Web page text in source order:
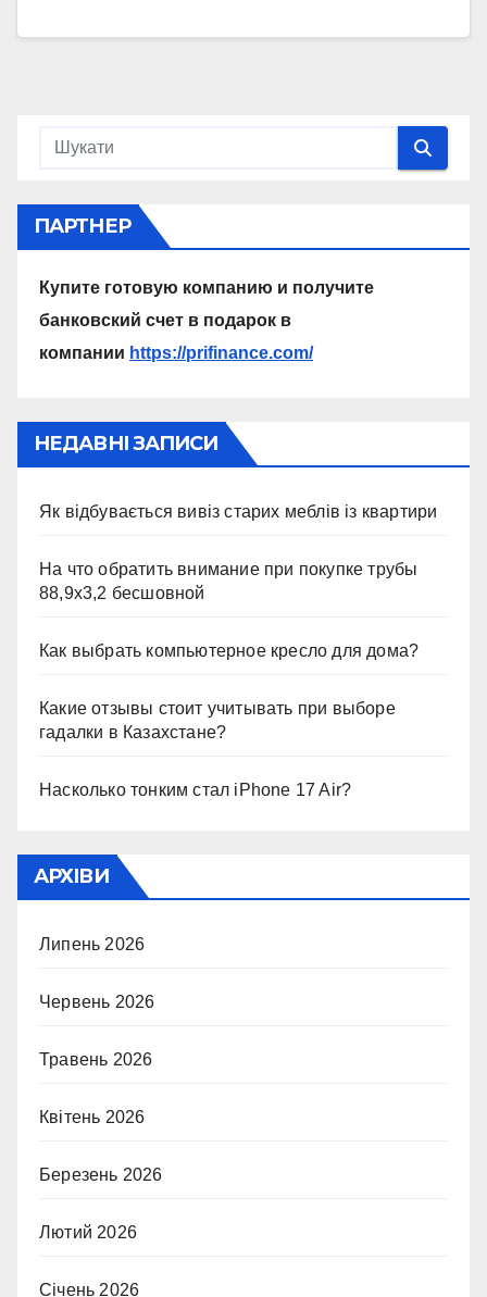
ПАРТНЕР
Купите готовую компанию и получите
банковский счет в подарок в
компании https://prifinance.com/
НЕДАВНІ ЗАПИСИ
Як відбувається вивіз старих меблів із квартири
На что обратить внимание при покупке трубы
88,9х3,2 бесшовной
Как выбрать компьютерное кресло для дома?
Какие отзывы стоит учитывать при выборе
гадалки в Казахстане?
Насколько тонким стал iPhone 17 Air?
АРХІВИ
Липень 2026
Червень 2026
Травень 2026
Квітень 2026
Березень 2026
Лютий 2026
Січень 2026